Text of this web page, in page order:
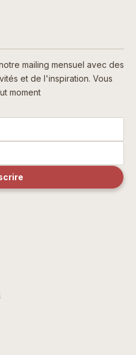
mailing mensuel avec des
et de l'inspiration. Vous
moment